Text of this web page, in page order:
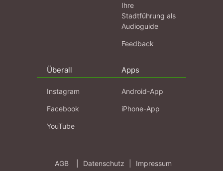
Ihre
Stadtführung als
Audioguide
Feedback
Überall
Instagram
Facebook
YouTube
Apps
Android-App
iPhone-App
AGB Datenschutz Impressum